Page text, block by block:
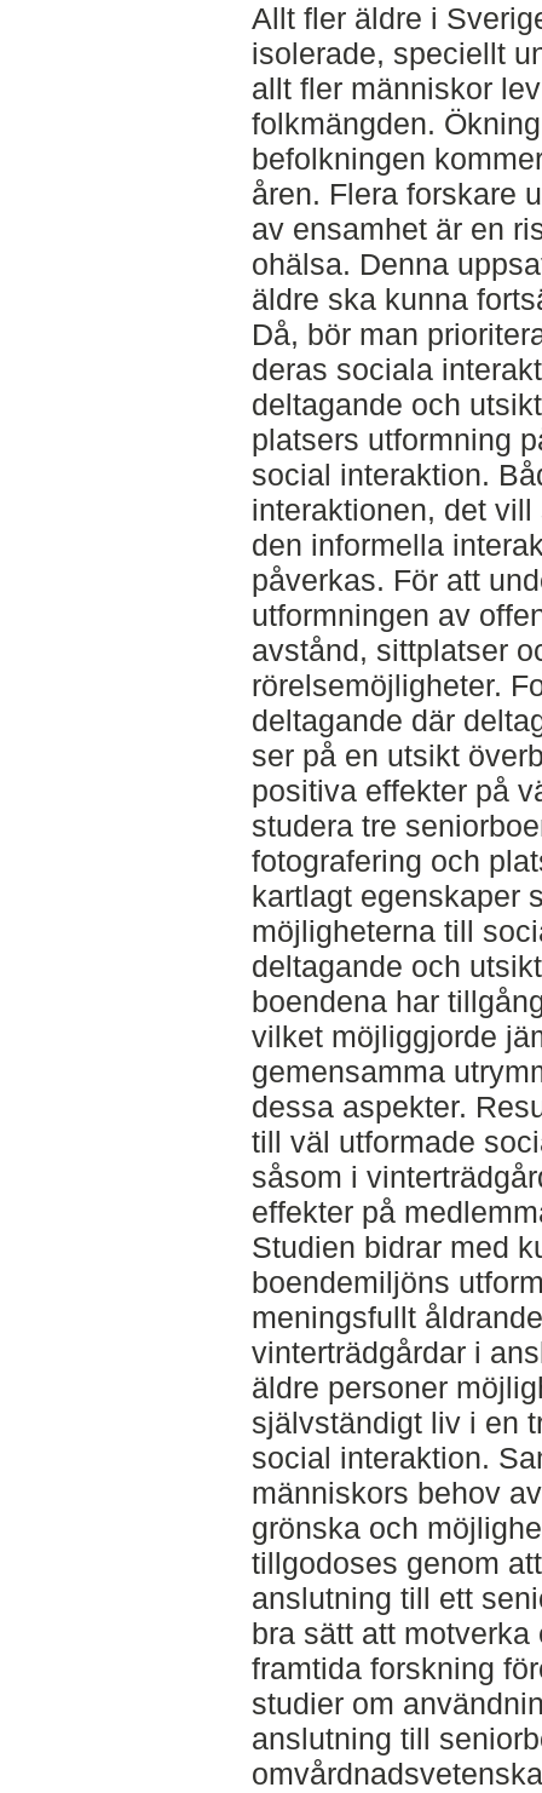
Allt fler äldre i
isolerade, speciellt
allt fler människor
folkmängden.
befolkningen
åren. Flera forskare
av ensamhet är en
ohälsa. Denna
äldre ska kunna
Då, bör man
deras sociala
deltagande och
platsers utformning
social interaktion.
interaktionen, det
den informella
påverkas. För att
utformningen av
avstånd, sittplatser
rörelsemöjligheter.
deltagande där
ser på en utsikt
positiva effekter på
studera tre
fotografering och
kartlagt egenskaper
möjligheterna till
deltagande och
boendena har
vilket möjliggjorde
gemensamma
dessa aspekter.
till väl utformade
såsom i
effekter på
Studien bidrar med
boendemiljöns
meningsfullt
vinterträdgårdar i
äldre personer
självständigt liv i en
social interaktion.
människors behov
grönska och
tillgodoses genom
anslutning till ett
bra sätt att
framtida forskning
studier om
anslutning till